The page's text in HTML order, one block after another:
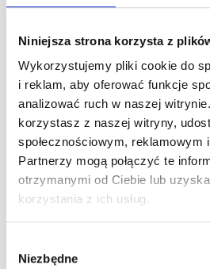
Niniejsza strona korzysta z
Wykorzystujemy pliki cookie do
i reklam, aby oferować funkcje
analizować ruch w naszej
korzystasz z naszej witryny,
społecznościowym, reklamowym
Partnerzy mogą połączyć te
otrzymanymi od Ciebie lub
korzystania z ich usług.
zgody
Niezbędne
Ilość miejsc ograniczona!
Szkoła Gokartowa A1Karting
tel. 22 290 33 88 w. 4
szkolka@a1karting.pl
A1Karting – Wyższy Poziom
tel. 22 290 33 88
e-mail: biuro@a1karting.pl
ul. Jagiellońska 82, Warszawa